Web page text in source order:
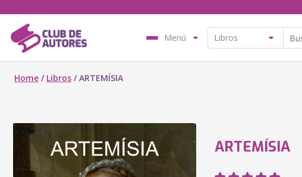
Menú
Home / Libros /ARTEMÍSIA
ARTEMÍSIA